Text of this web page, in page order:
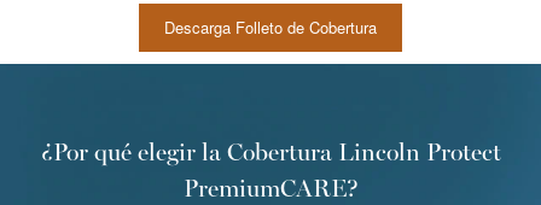
Descarga Folleto de Cobertura
¿Por qué elegir la Cobertura Lincoln Protect
PremiumCARE?